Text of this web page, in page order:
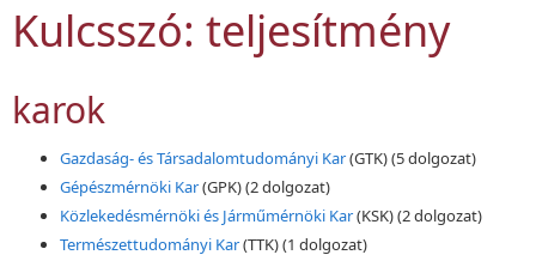
Kulcsszó: teljesítmény
karok
Gazdaság- és Társadalomtudományi Kar(GTK)(5 dolgozat)
Gépészmérnöki Kar(GPK)(2 dolgozat)
Közlekedésmérnöki és Járműmérnöki Kar(KSK)(2 dolgozat)
Természettudományi Kar(TTK)(1 dolgozat)